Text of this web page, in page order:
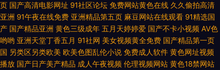
9999 精东影视导航 俺也去激情网 色呦呦丁香十月 a片污在线国产精品 韩日
AV一本 人妻福利95 亚洲不卡a 天天干天天上 成人国外av 狼人干99大香蕉
三级网址国产 伊人院入口一二三 成人精品av 日本色图一本道 91porn蝌蚪
页 国产高清电影网址 91社区论坛 免费网站黄色在线 久久偷拍高清
亚洲 91午夜在线免费 亚洲精品第五页 麻豆网站在线观看 91精选国
产 国产精品亚洲 黄色三级成年 五月天婷婷爱 国产不卡小视频 AV色
哟哟 亚洲天堂丁香五月 91社网 美女视频黄全免费 国产精品第一页
国 另类区另类欧美 欧美色图乱伦小说 免费成人软件 黄色网址视频
播放 国产日产美产精品 成人午夜视频 伦理视频网站 黄色18禁网站